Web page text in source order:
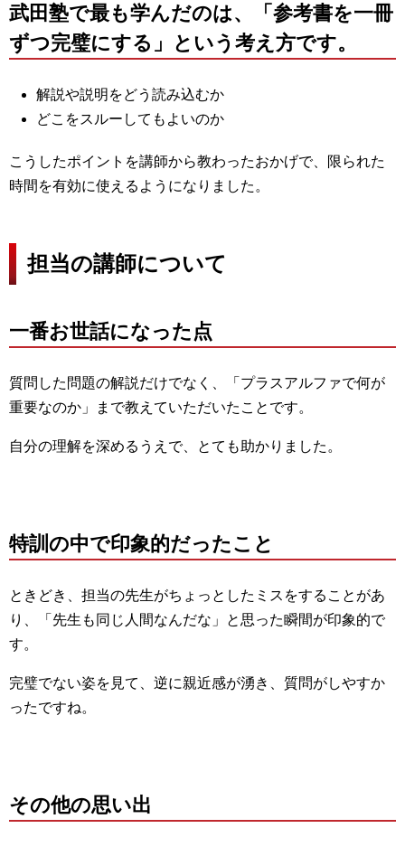
武田塾で最も学んだのは、「参考書を一冊
ずつ完璧にする」という考え方です。
解説や説明をどう読み込むか
どこをスルーしてもよいのか
こうしたポイントを講師から教わったおかげで、限られた
時間を有効に使えるようになりました。
担当の講師について
一番お世話になった点
質問した問題の解説だけでなく、「プラスアルファで何が
重要なのか」まで教えていただいたことです。
自分の理解を深めるうえで、とても助かりました。
特訓の中で印象的だったこと
ときどき、担当の先生がちょっとしたミスをすることがあ
り、「先生も同じ人間なんだな」と思った瞬間が印象的で
す。
完璧でない姿を見て、逆に親近感が湧き、質問がしやすか
ったですね。
その他の思い出